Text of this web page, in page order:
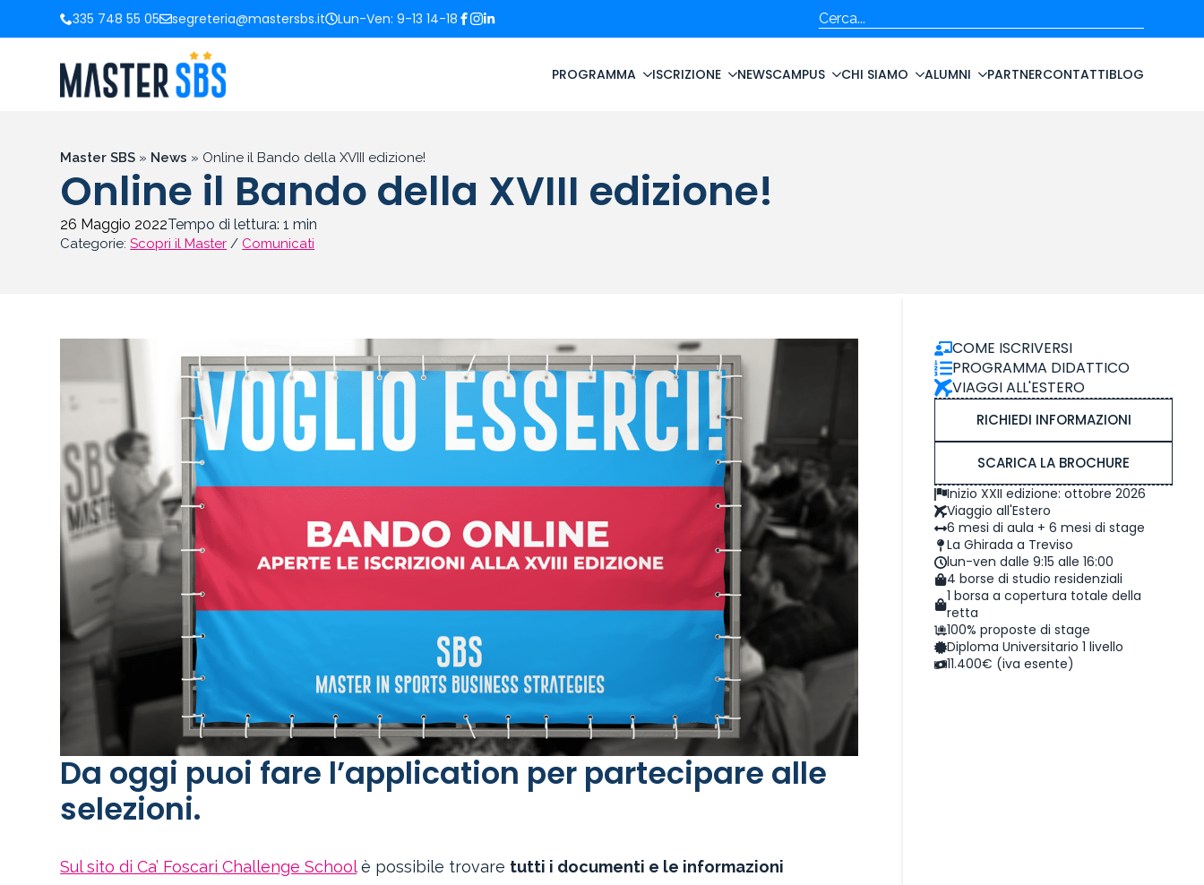
335 748 55 05 segreteria@mastersbs.it Lun-Ven: 9-13 14-18 Cerca
PROGRAMMA ISCRIZIONE NEWSCAMPUS CHI SIAMO ALUMNI PARTNERCONTATTIBLOG
Master SBS » News » Online il Bando della XVIII edizione!
Online il Bando della XVIII edizione!
26 Maggio 2022Tempo di lettura:1 min
Categorie:Scopri il Master / Comunicati
Da oggi puoi fare l’application per partecipare alle
selezioni.
Sul sito di Ca’ Foscari Challenge Schoolè possibile trovare tutti i documenti e le informazioni
COME ISCRIVERSI
PROGRAMMA DIDATTICO
VIAGGI ALL'ESTERO
RICHIEDI INFORMAZIONI
SCARICA LA BROCHURE
Inizio XXII edizione: ottobre 2026
Viaggio all'Estero
6 mesi di aula + 6 mesi di stage
La Ghirada a Treviso
lun-ven dalle 9:15 alle 16:00
4 borse di studio residenziali
1 borsa a copertura totale della
retta
100% proposte di stage
Diploma Universitario 1 livello
11.400€ (iva esente)